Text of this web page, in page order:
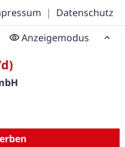
| Datenschutz
Anzeigemodus